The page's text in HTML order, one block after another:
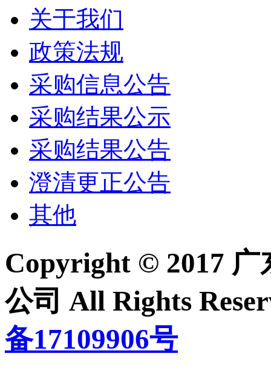
关于我们
政策法规
采购信息公告
采购结果公示
采购结果公告
澄清更正公告
其他
Copyright © 2017
公司 All Rights
备17109906号